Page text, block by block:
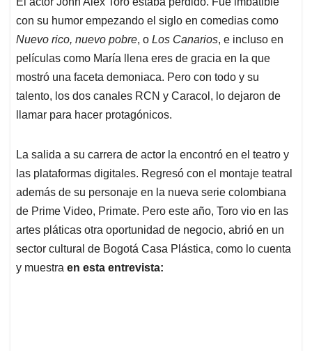
s
A
p
p
b
o
o
k
e
d
I
n
l
a
d
s
con su humor empezando el siglo en comedias como
Nuevo rico, nuevo pobre, o Los Canarios, e incluso en
películas como María llena eres de gracia en la que
mostró una faceta demoniaca. Pero con todo y su
talento, los dos canales RCN y Caracol, lo dejaron de
llamar para hacer protagónicos.
La salida a su carrera de actor la encontró en el teatro y
las plataformas digitales. Regresó con el montaje teatral
además de su personaje en la nueva serie colombiana
de Prime Video, Primate. Pero este año, Toro vio en las
artes pláticas otra oportunidad de negocio, abrió en un
sector cultural de Bogotá Casa Plástica, como lo cuenta
y muestra en esta entrevista: